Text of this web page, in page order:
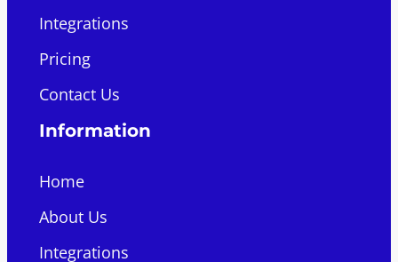
Integrations
Pricing
Contact Us
Information
Home
About Us
Integrations